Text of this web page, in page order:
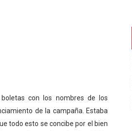
con los nombres de los
de la campaña. Estaba
todo esto se concibe por el bien